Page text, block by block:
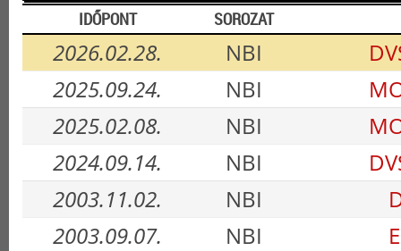
IDŐPONT
SOROZAT
2026.02.28. NBI
2025.09.24.
NBI
2025.02.08.
NBI
2024.09.14.
NBI
2003.11.02.
NBI
2003.09.07.
NBI